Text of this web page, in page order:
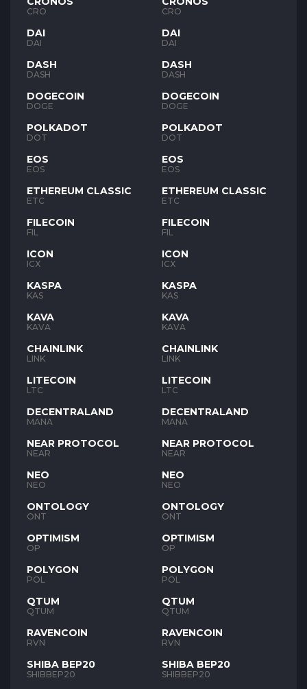
CRO
DAI
DAI
DASH
DASH
DOGECOIN
DOGE
POLKADOT
DOT
EOS
EOS
ETHEREUM CLASSIC
ETC
FILECOIN
FIL
ICON
ICX
KASPA
KAS
KAVA
KAVA
CHAINLINK
LINK
LITECOIN
LTC
DECENTRALAND
MANA
NEAR PROTOCOL
NEAR
NEO
NEO
ONTOLOGY
ONT
OPTIMISM
OP
POLYGON
POL
QTUM
QTUM
RAVENCOIN
RVN
SHIBA BEP20
SHIBBEP20
CRO
DAI
DAI
DASH
DASH
DOGECOIN
DOGE
POLKADOT
DOT
EOS
EOS
ETHEREUM CLASSIC
ETC
FILECOIN
FIL
ICON
ICX
KASPA
KAS
KAVA
KAVA
CHAINLINK
LINK
LITECOIN
LTC
DECENTRALAND
MANA
NEAR PROTOCOL
NEAR
NEO
NEO
ONTOLOGY
ONT
OPTIMISM
OP
POLYGON
POL
QTUM
QTUM
RAVENCOIN
RVN
SHIBA BEP20
SHIBBEP20